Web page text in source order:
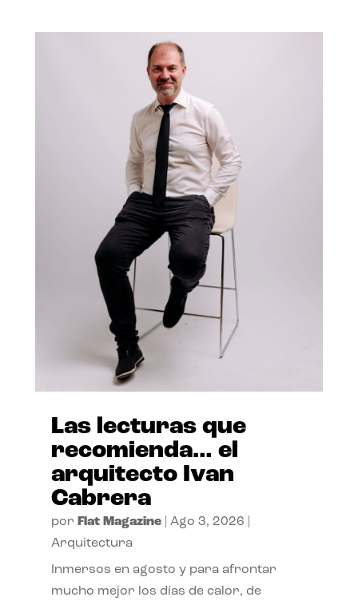
Las lecturas que
recomienda… el
arquitecto Ivan
Cabrera
por Flat Magazine| Ago 3, 2026
Arquitectura
Inmersos en agosto y para afrontar
mucho mejor los días de calor, de